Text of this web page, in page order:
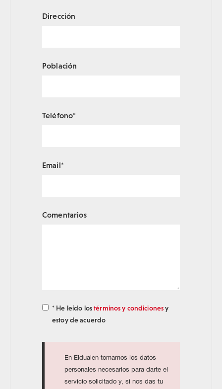
Dirección
Población
Teléfono*
Email*
Comentarios
* He leído lostérminos y condicionesy
estoy de acuerdo
En Elduaien tomamos los datos
personales necesarios para darte el
servicio solicitado y, si nos das tu